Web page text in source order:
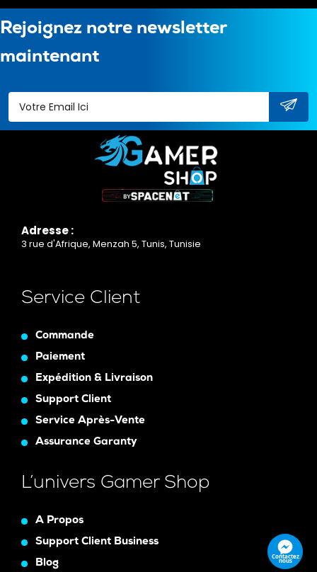
Rejoignez notre newsletter
maintenant
Adresse :
3 rue d'Afrique, Menzah 5, Tunis, Tunisie
Service Client
Commande
Paiement
Expédition & Livraison
Support Client
Service Après-Vente
Assurance Garanty
L’univers Gamer Shop
A Propos
Support Client Business
Blog
Contactez
nous